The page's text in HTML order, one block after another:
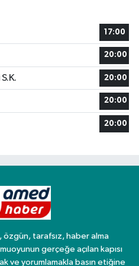
17:00
20:00
20:00
20:00
20:00
tarafsız, haber alma
gerçeğe açılan kapısı
ve yorumlamakla basın etiğine